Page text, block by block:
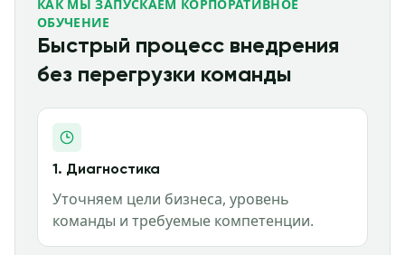
КАК МЫ ЗАПУСКАЕМ КОРПОРАТИВНОЕ
ОБУЧЕНИЕ
Быстрый процесс внедрения
без перегрузки команды
1. Диагностика
Уточняем цели бизнеса, уровень
команды и требуемые компетенции.